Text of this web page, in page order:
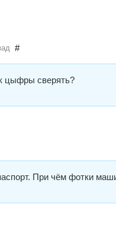
#
цыфры сверять?
При чём фотки